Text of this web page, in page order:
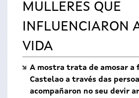
MULLERES QUE
INFLUENCIARON
VIDA
A mostra trata de amosar a
Castelao a través das
acompañaron no seu devir